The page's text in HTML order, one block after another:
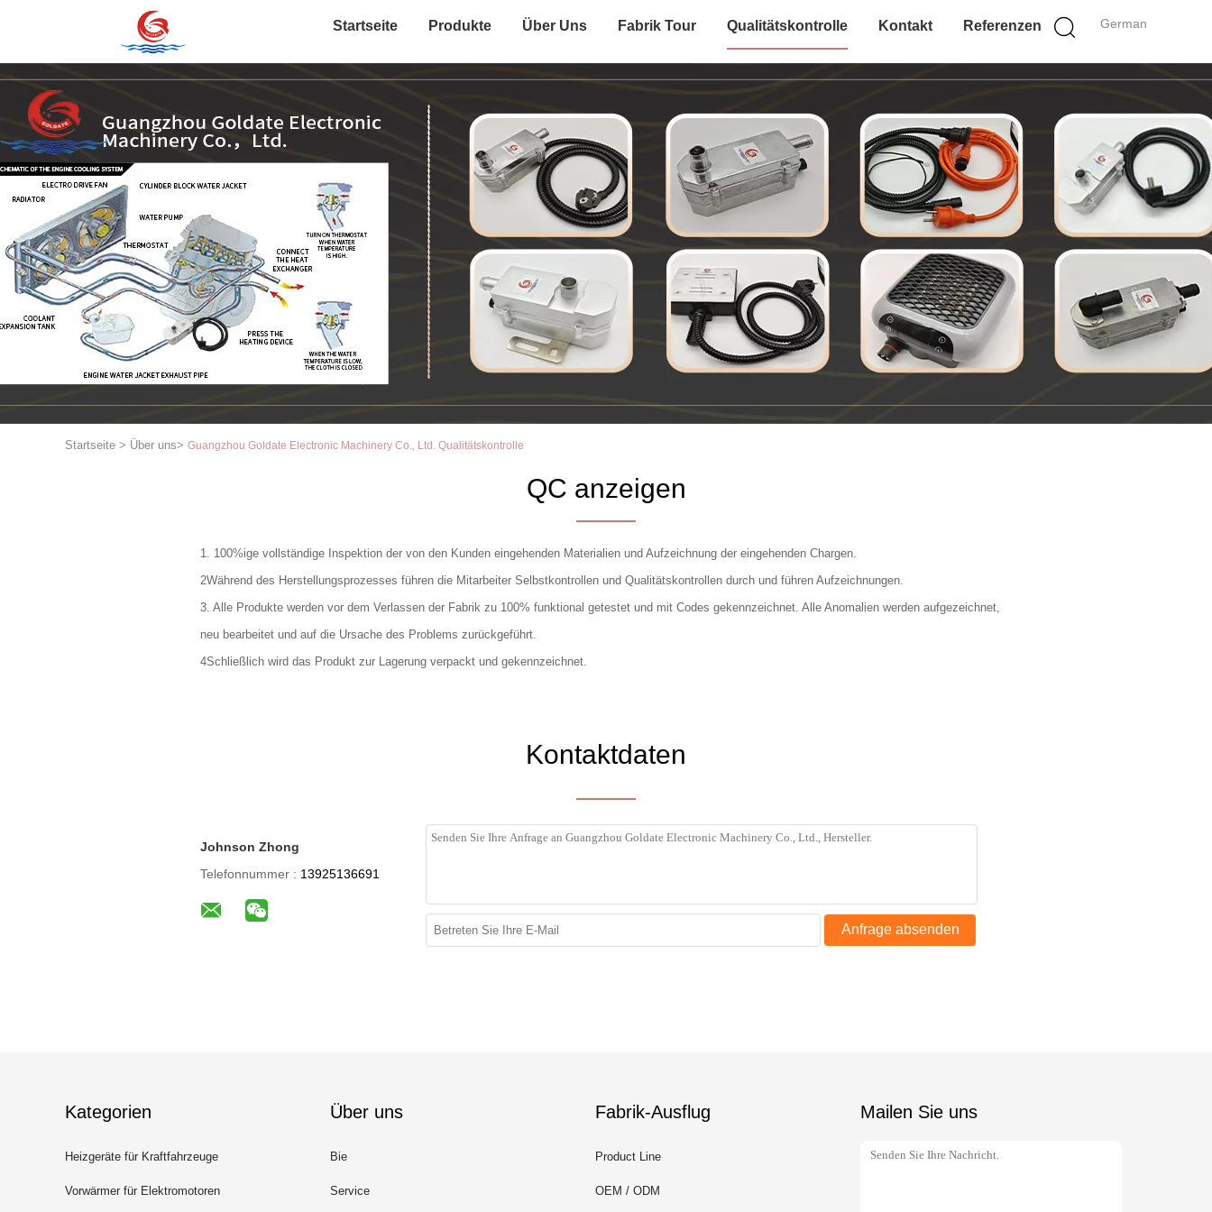
German
Startseite Produkte Über Uns Fabrik Tour Qualitätskontrolle Kontakt Referenzen
Startseite > Über uns> Guangzhou Goldate Electronic Machinery Co., Ltd. Qualitätskontrolle
QC anzeigen
1. 100%ige vollständige Inspektion der von den Kunden eingehenden Materialien und Aufzeichnung der eingehenden Chargen.
2Während des Herstellungsprozesses führen die Mitarbeiter Selbstkontrollen und Qualitätskontrollen durch und führen Aufzeichnungen.
3. Alle Produkte werden vor dem Verlassen der Fabrik zu 100% funktional getestet und mit Codes gekennzeichnet. Alle Anomalien werden aufgezeichnet,
neu bearbeitet und auf die Ursache des Problems zurückgeführt.
4Schließlich wird das Produkt zur Lagerung verpackt und gekennzeichnet.
Kontaktdaten
Johnson Zhong
Telefonnummer : 13925136691
Anfrage absenden
Kategorien
Heizgeräte für Kraftfahrzeuge
Vorwärmer für Elektromotoren
Über uns
Bie
Service
Fabrik-Ausflug
Product Line
OEM / ODM
Mailen Sie uns